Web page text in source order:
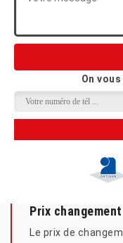
On
Prix
Le prix de